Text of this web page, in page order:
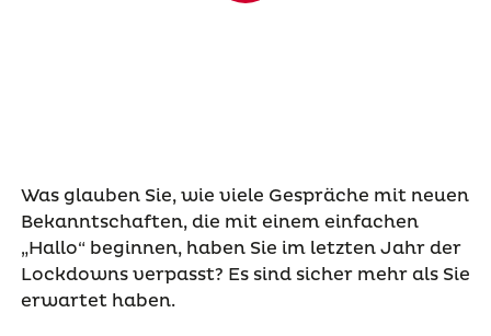
Was glauben Sie, wie viele Gespräche mit neuen
Bekanntschaften, die mit einem einfachen
„Hallo“ beginnen, haben Sie im letzten Jahr der
Lockdowns verpasst? Es sind sicher mehr als Sie
erwartet haben.